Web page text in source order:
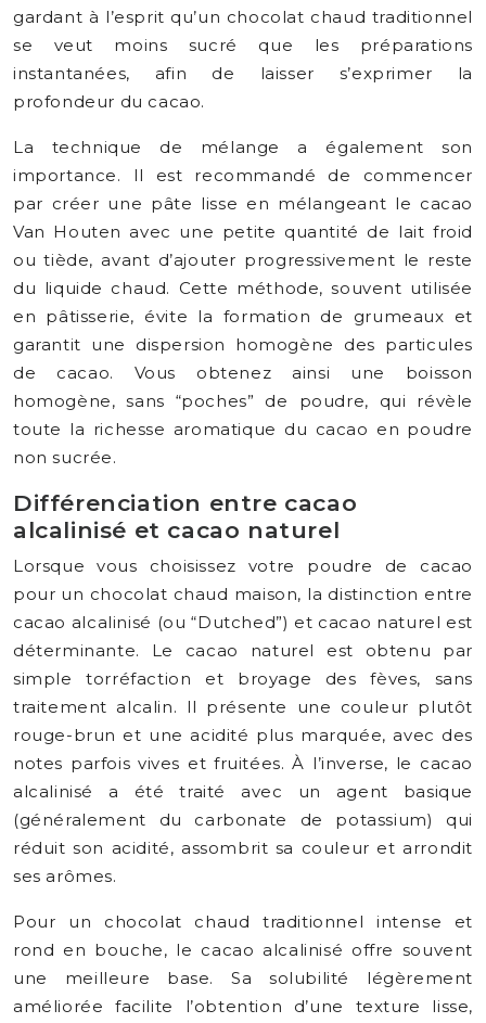
gardant à l’esprit qu’un chocolat chaud traditionnel
se veut moins sucré que les préparations
instantanées, afin de laisser s’exprimer la
profondeur du cacao.
La technique de mélange a également son
importance. Il est recommandé de commencer
par créer une pâte lisse en mélangeant le cacao
Van Houten avec une petite quantité de lait froid
ou tiède, avant d’ajouter progressivement le reste
du liquide chaud. Cette méthode, souvent utilisée
en pâtisserie, évite la formation de grumeaux et
garantit une dispersion homogène des particules
de cacao. Vous obtenez ainsi une boisson
homogène, sans “poches” de poudre, qui révèle
toute la richesse aromatique du cacao en poudre
non sucrée.
Différenciation entre cacao
alcalinisé et cacao naturel
Lorsque vous choisissez votre poudre de cacao
pour un chocolat chaud maison, la distinction entre
cacao alcalinisé (ou “Dutched”) et cacao naturel est
déterminante. Le cacao naturel est obtenu par
simple torréfaction et broyage des fèves, sans
traitement alcalin. Il présente une couleur plutôt
rouge-brun et une acidité plus marquée, avec des
notes parfois vives et fruitées. À l’inverse, le cacao
alcalinisé a été traité avec un agent basique
(généralement du carbonate de potassium) qui
réduit son acidité, assombrit sa couleur et arrondit
ses arômes.
Pour un chocolat chaud traditionnel intense et
rond en bouche, le cacao alcalinisé offre souvent
une meilleure base. Sa solubilité légèrement
améliorée facilite l’obtention d’une texture lisse,